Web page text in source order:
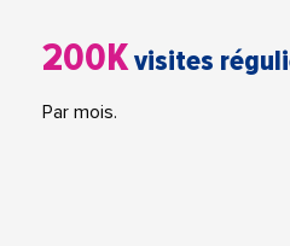
200Kvisites
Par mois.